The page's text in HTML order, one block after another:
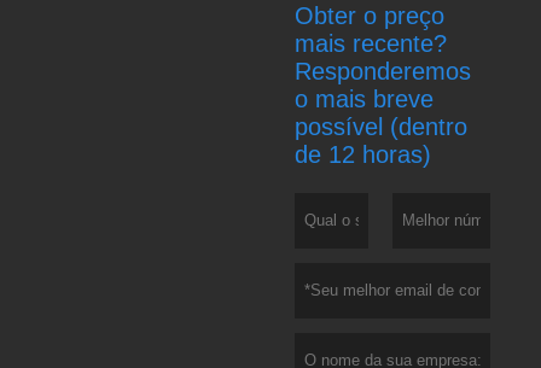
Obter o preço
mais recente?
Responderemos
o mais breve
possível (dentro
de 12 horas)